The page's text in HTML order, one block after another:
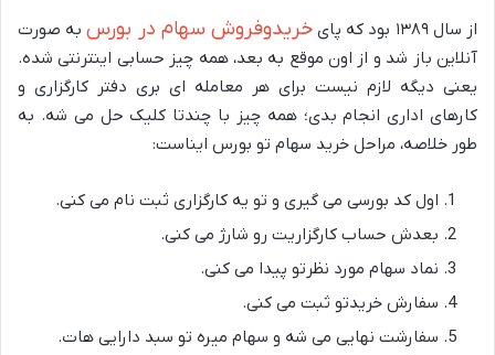
از سال ۱۳۸۹ بود که پای خریدوفروش سهام در بورسبه صورت
آنلاین باز شد و از اون موقع به بعد، همه چیز حسابی اینترنتی شده.
یعنی دیگه لازم نیست برای هر معامله ای بری دفتر کارگزاری و
کارهای اداری انجام بدی؛ همه چیز با چندتا کلیک حل می شه. به
طور خلاصه، مراحل خرید سهام تو بورس ایناست:
اول کد بورسی می گیری و تو یه کارگزاری ثبت نام می کنی.
بعدش حساب کارگزاریت رو شارژ می کنی.
نماد سهام مورد نظرتو پیدا می کنی.
سفارش خریدتو ثبت می کنی.
سفارشت نهایی می شه و سهام میره تو سبد دارایی هات.